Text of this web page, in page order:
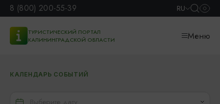
8 (800) 200-55-39 RU
ТУРИСТИЧЕСКИЙ ПОРТАЛ
КАЛИНИНГРАДСКОЙ ОБЛАСТИ
Меню
КАЛЕНДАРЬ СОБЫТИЙ